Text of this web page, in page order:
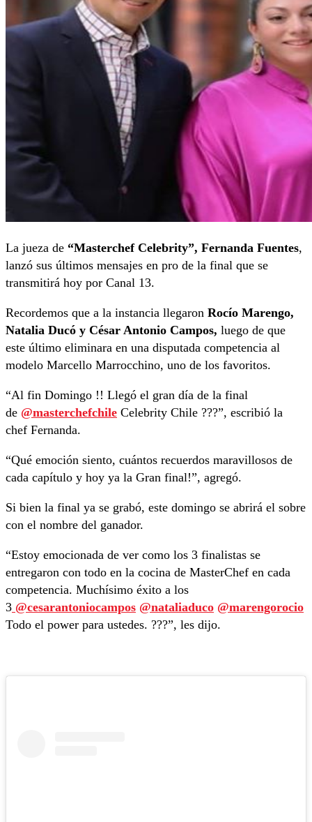
La jueza de “Masterchef Celebrity”, Fernanda Fuentes,
lanzó sus últimos mensajes en pro de la final que se
transmitirá hoy por Canal 13.
Recordemos que a la instancia llegaron Rocío Marengo,
Natalia Ducó y César Antonio Campos, luego de que
este último eliminara en una disputada competencia al
modelo Marcello Marrocchino, uno de los favoritos.
“Al fin Domingo !! Llegó el gran día de la final
de @masterchefchile Celebrity Chile ???”, escribió la
chef Fernanda.
“Qué emoción siento, cuántos recuerdos maravillosos de
cada capítulo y hoy ya la Gran final!”, agregó.
Si bien la final ya se grabó, este domingo se abrirá el sobre
con el nombre del ganador.
“Estoy emocionada de ver como los 3 finalistas se
entregaron con todo en la cocina de MasterChef en cada
competencia. Muchísimo éxito a los
3 @cesarantoniocampos @nataliaduco @marengorocio
Todo el power para ustedes. ???”, les dijo.